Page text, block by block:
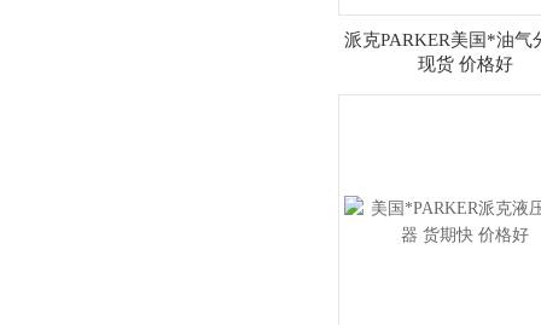
派克PARKER美国*油气
现货 价格好